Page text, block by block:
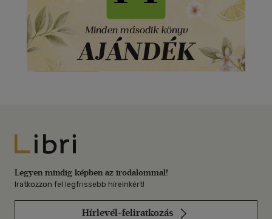
Libri
Legyen mindig képben az irodalommal!
Iratkozzon fel legfrissebb híreinkért!
Hírlevél-feliratkozás